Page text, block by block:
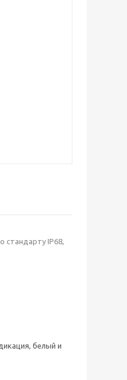
стандарту IP68,
белый и